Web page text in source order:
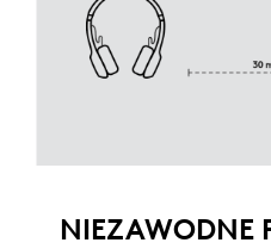
NIEZAWODNE